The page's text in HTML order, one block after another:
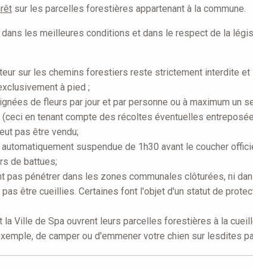
sur les parcelles forestières appartenant à la commune.
les meilleures conditions et dans le respect de la
sur les chemins forestiers reste strictement interdite
à pied ;
de fleurs par jour et par personne ou à maximum un
en tenant compte des récoltes éventuelles
pas être vendu;
suspendue de 1h30 avant le coucher
de battues;
pas pénétrer dans les zones communales clôturées, ni
être cueillies. Certaines font l'objet d'un statut de
la Ville de Spa ouvrent leurs parcelles forestières à la
de camper ou d'emmener votre chien sur lesdites